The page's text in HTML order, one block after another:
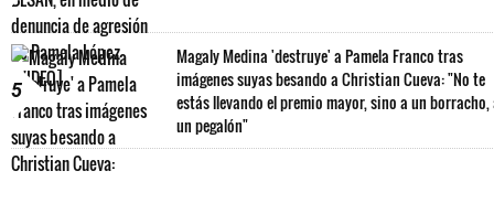
5
Magaly Medina 'destruye' a Pamela Franco tras
imágenes suyas besando a Christian Cueva: "No te
estás llevando el premio mayor, sino a un borracho,
un pegalón"